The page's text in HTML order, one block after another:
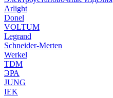
Arlight
Donel
VOLTUM
Legrand
Schneider-Merten
Werkel
TDM
ЭРА
JUNG
IEK